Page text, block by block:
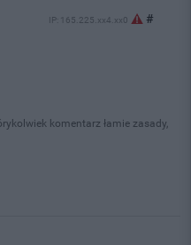
IP: 165.225.xx4.xx0 #
komentarz łamie zasady,